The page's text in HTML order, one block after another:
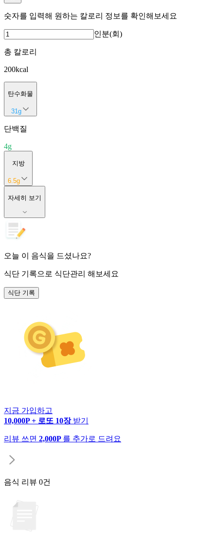
숫자를 입력해 원하는 칼로리 정보를 확인해보세요
인분(회)
총 칼로리
200kcal
탄수화물
31g
단백질
4g
지방
6.5g
자세히 보기
오늘 이 음식을 드셨나요?
식단 기록으로 식단관리 해보세요
식단 기록
지금 가입하고
10,000P + 로또 10장 받기
리뷰 쓰면 2,000P 를 추가로 드려요
음식 리뷰 0건